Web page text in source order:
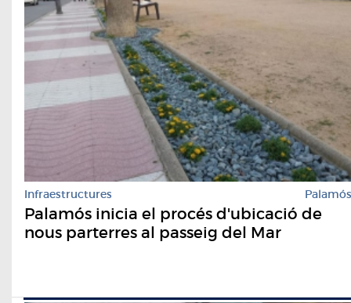
Infraestructures Palamós
Palamós inicia el procés d'ubicació de
nous parterres al passeig del Mar